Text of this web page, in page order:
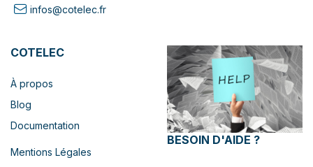
infos@cotelec.fr
COTELEC
À propos
Blog
Documentation
Mentions Légales
BESOIN D'AIDE ?